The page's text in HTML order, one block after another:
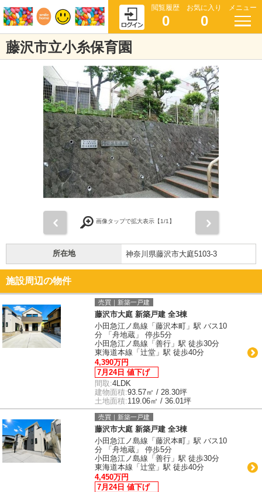
閲覧履歴
0
お気に入り
0
メニュー
藤沢市立小糸保育園
画像タップで拡大表示【1/1】
所在地 神奈川県藤沢市大庭5103-3
施設周辺の物件
売買｜新築一戸建
藤沢市大庭 新築戸建 全3棟
小田急江ノ島線「藤沢本町」駅 バス10
分 「舟地蔵」 停歩5分
小田急江ノ島線「善行」駅 徒歩30分
東海道本線「辻堂」駅 徒歩40分
4,390万円
7月24日 値下げ
間取:4LDK
建物面積:93.57㎡ / 28.30坪
土地面積:119.06㎡ / 36.01坪
売買｜新築一戸建
藤沢市大庭 新築戸建 全3棟
小田急江ノ島線「藤沢本町」駅 バス10
分 「舟地蔵」 停歩5分
小田急江ノ島線「善行」駅 徒歩30分
東海道本線「辻堂」駅 徒歩40分
4,450万円
7月24日 値下げ